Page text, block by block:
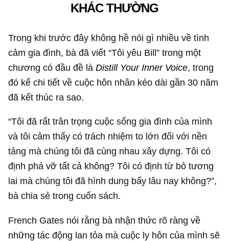
KHÁC THƯỜNG
Trong khi trước đây không hề nói gì nhiều về tình
cảm gia đình, bà đã viết “Tôi yêu Bill” trong một
chương có đầu đề làDistill Your Inner Voice, trong
đó kể chi tiết về cuộc hôn nhân kéo dài gần 30 năm
đã kết thúc ra sao.
“Tôi đã rất trân trọng cuộc sống gia đình của mình
và tôi cảm thấy có trách nhiệm to lớn đối với nền
tảng mà chúng tôi đã cùng nhau xây dựng. Tôi có
định phá vỡ tất cả không? Tôi có định từ bỏ tương
lai mà chúng tôi đã hình dung bấy lâu nay không?”,
bà chia sẻ trong cuốn sách.
French Gates nói rằng bà nhận thức rõ ràng về
những tác động lan tỏa mà cuộc ly hôn của mình sẽ